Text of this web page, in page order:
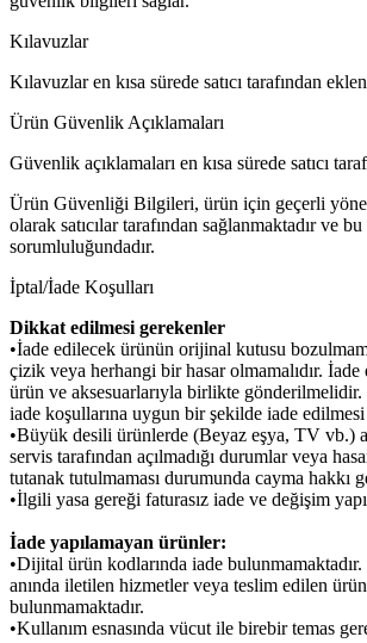
Kılavuzlar
Kılavuzlar en kısa sürede satıcı tarafından
Ürün Güvenlik Açıklamaları
Güvenlik açıklamaları en kısa sürede satıcı
Ürün Güvenliği Bilgileri, ürün için geçerli
olarak satıcılar tarafından sağlanmaktadır ve bu
sorumluluğundadır.
İptal/İade Koşulları
Dikkat edilmesi gerekenler
•İade edilecek ürünün orijinal kutusu
çizik veya herhangi bir hasar olmamalıdır.
ürün ve aksesuarlarıyla birlikte
iade koşullarına uygun bir şekilde iade
•Büyük desili ürünlerde (Beyaz eşya, TV vb.)
servis tarafından açılmadığı durumlar veya
tutanak tutulmaması durumunda cayma hakkı
•İlgili yasa gereği faturasız iade ve değişim
İade yapılamayan ürünler:
•Dijital ürün kodlarında iade
anında iletilen hizmetler veya teslim edilen
bulunmamaktadır.
•Kullanım esnasında vücut ile birebir temas